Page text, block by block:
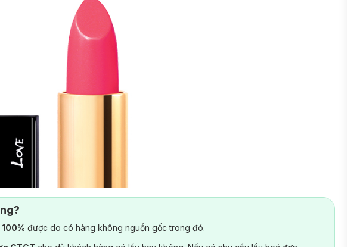
được do có hàng không nguồn gốc trong đó.